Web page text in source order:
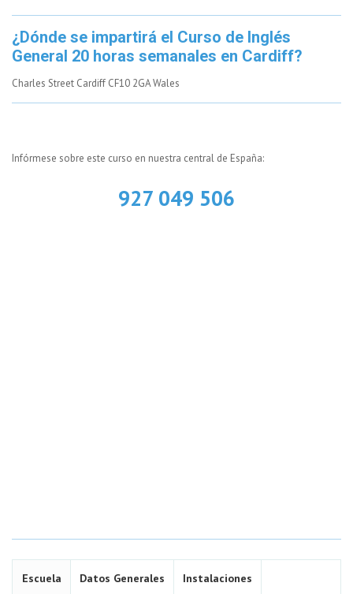
¿Dónde se impartirá el Curso de Inglés
General 20 horas semanales en Cardiff?
Charles Street Cardiff CF10 2GA Wales
Infórmese sobre este curso en nuestra central de España:
927 049 506
Escuela Datos Generales Instalaciones